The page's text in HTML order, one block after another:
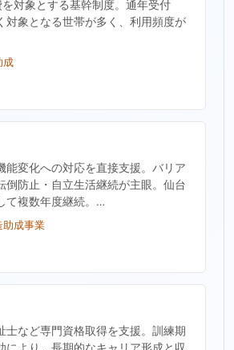
対象とする基幹制度。通年受付
対象となる世帯が多く、利用頻度が
成
能変化への対応を直接支援。バリア
倒防止・自立生活継続が主眼。仙台
て複数年度継続。…
成事業
士など専門資格取得を支援。訓練期